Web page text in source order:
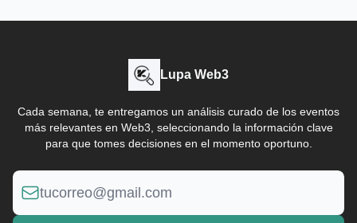
Lupa Web3
Cada semana, te entregamos un análisis curado de los eventos
más relevantes en Web3, seleccionando la información clave
para que tomes decisiones en el momento oportuno.